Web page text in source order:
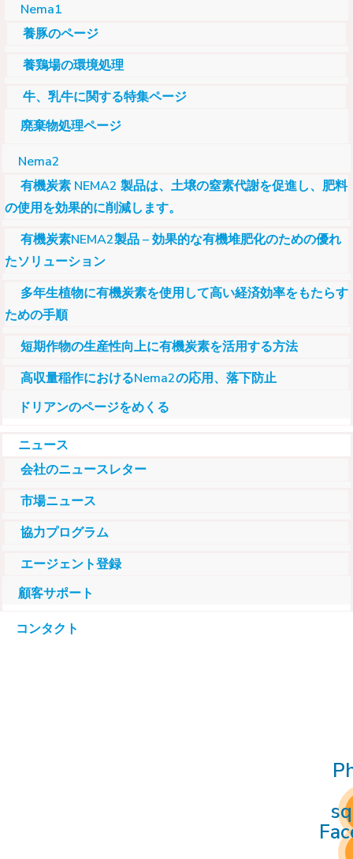
Nema1
養豚のページ
養鶏場の環境処理
牛、乳牛に関する特集ページ
廃棄物処理ページ
Nema2
有機炭素 NEMA2 製品は、土壌の窒素代謝を促進し、肥料
の使用を効果的に削減します。
有機炭素NEMA2製品 – 効果的な有機堆肥化のための優れ
たソリューション
多年生植物に有機炭素を使用して高い経済効率をもたらす
ための手順
短期作物の生産性向上に有機炭素を活用する方法
高収量稲作におけるNema2の応用、落下防止
ドリアンのページをめくる
ニュース
会社のニュースレター
市場ニュース
協力プログラム
エージェント登録
顧客サポート
コンタクト